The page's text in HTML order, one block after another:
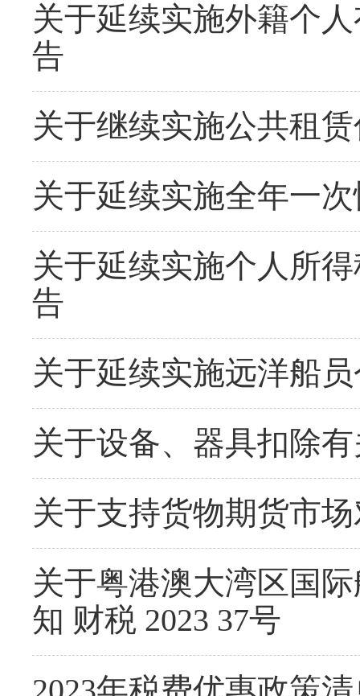
关于延续实施外籍个
告
关于继续实施公共租
关于延续实施全年一
关于延续实施个人所
告
关于延续实施远洋船
关于设备、器具扣除
关于支持货物期货市
关于粤港澳大湾区国
知 财税 2023 37号